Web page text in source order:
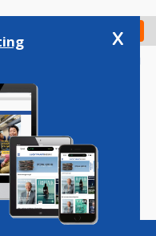
Check in
Vacatures
x